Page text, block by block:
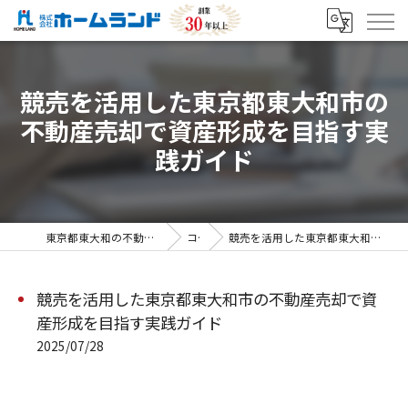
競売を活用した東京都東大和市の
不動産売却で資産形成を目指す実
践ガイド
東京都東大和の不動産売却なら株式会社ホームランド コラム 競売を活用した東京都東大和市の不動産売却で資産形成を目指す実践ガイド
競売を活用した東京都東大和市の不動産売却で資
産形成を目指す実践ガイド
2025/07/28